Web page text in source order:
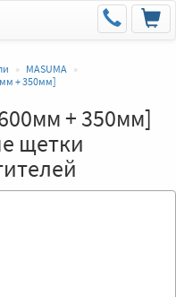
MASUMA
+ 350мм]
+ 350мм]
щетки